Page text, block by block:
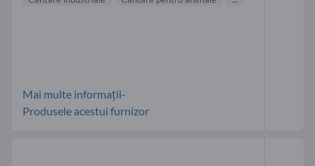
Mai multe informații-
Produsele acestui furnizor